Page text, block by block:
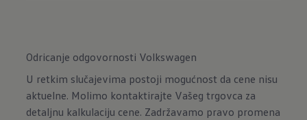
Odricanje odgovornosti Volkswagen
U retkim slučajevima postoji mogućnost da cene nisu
aktuelne. Molimo kontaktirajte Vašeg trgovca za
detaljnu kalkulaciju cene. Zadržavamo pravo promena